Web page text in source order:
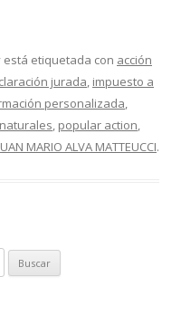
está etiquetada con acción
jurada, impuesto a
personalizada,
, popular action,
MARIO ALVA MATTEUCCI.